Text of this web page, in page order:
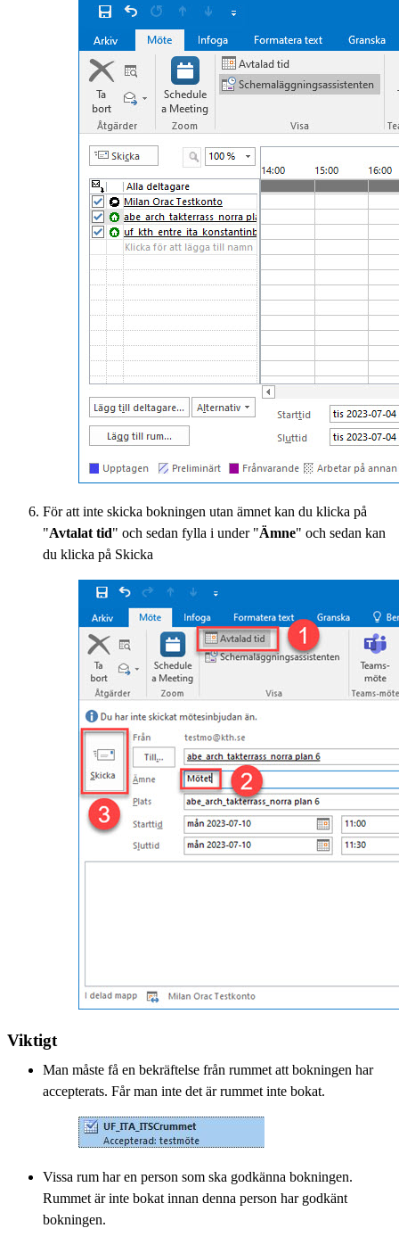
För att inte skicka bokningen utan ämnet kan du klicka på
"Avtalat tid" och sedan fylla i under "Ämne" och sedan kan
du klicka på Skicka
Viktigt
Man måste få en bekräftelse från rummet att bokningen har
accepterats. Får man inte det är rummet inte bokat.
Vissa rum har en person som ska godkänna bokningen.
Rummet är inte bokat innan denna person har godkänt
bokningen.